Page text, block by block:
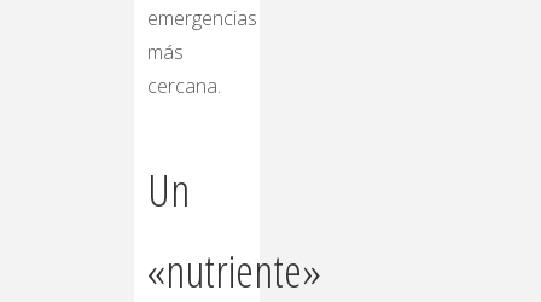
emergencias
más
cercana.
Un
«nutriente»